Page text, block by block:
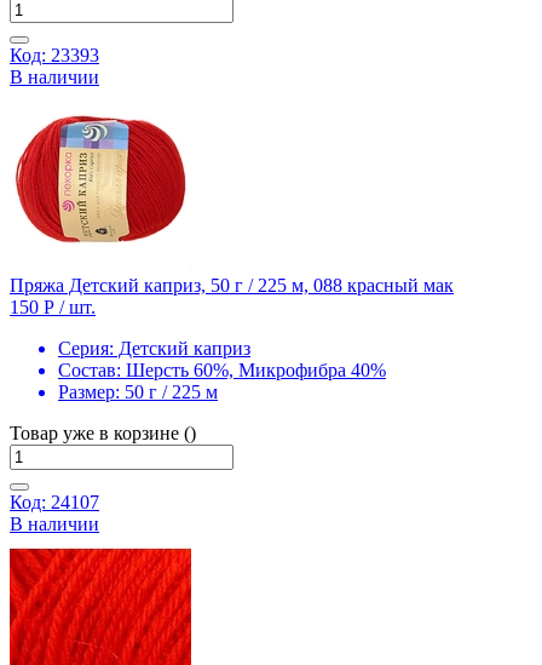
Код: 23393
В наличии
Пряжа Детский каприз, 50 г / 225 м, 088 красный мак
150 Р / шт.
Серия: Детский каприз
Состав: Шерсть 60%, Микрофибра 40%
Размер: 50 г / 225 м
Товар уже в корзине ()
Код: 24107
В наличии